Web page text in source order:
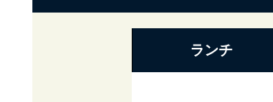
ランチ